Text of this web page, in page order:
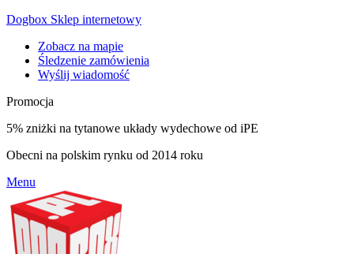
Dogbox Sklep internetowy
Zobacz na mapie
Śledzenie zamówienia
Wyślij wiadomość
Promocja
5% zniżki na tytanowe układy wydechowe od iPE
Obecni na polskim rynku od 2014 roku
Menu